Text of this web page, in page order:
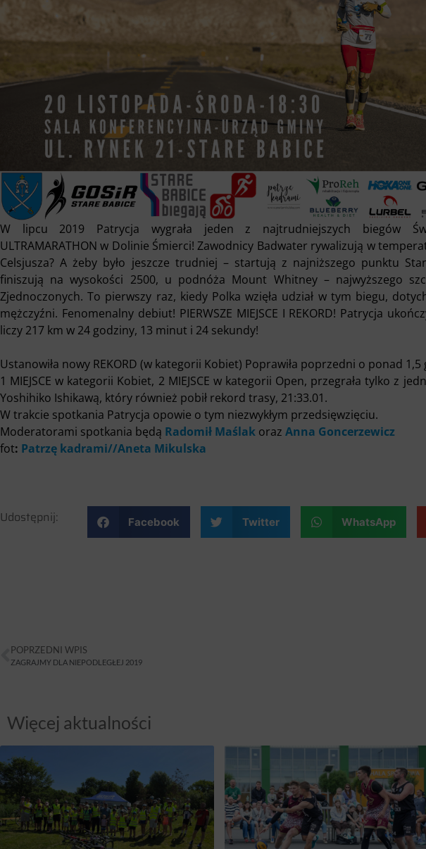
W lipcu 2019 Patrycja wygrała jeden z najtrudniejszych biegów
ULTRAMARATHON w Dolinie Śmierci! Zawodnicy Badwater rywalizują w
Celsjusza? A żeby było jeszcze trudniej – startują z najniższego punktu
finiszują na wysokości 2500, u podnóża Mount Whitney – najwyższego
Zjednoczonych. To pierwszy raz, kiedy Polka wzięła udział w tym biegu,
mężczyźni. Fenomenalny debiut! PIERWSZE MIEJSCE I REKORD! Patrycja
liczy 217 km w 24 godziny, 13 minut i 24 sekundy!
Ustanowiła nowy REKORD (w kategorii Kobiet) Poprawiła poprzedni o ponad 1,5
1 MIEJSCE w kategorii Kobiet, 2 MIEJSCE w kategorii Open, przegrała tylko z
Yoshihiko Ishikawą, który również pobił rekord trasy, 21:33.01.
W trakcie spotkania Patrycja opowie o tym niezwykłym przedsięwzięciu.
Moderatorami spotkania będą Radomił Maślak oraz Anna Goncerzewicz
fot: Patrzę kadrami//Aneta Mikulska
Udostępnij: Facebook Twitter WhatsApp
POPRZEDNI WPIS
ZAGRAJMY DLA NIEPODLEGŁEJ 2019
Więcej aktualności